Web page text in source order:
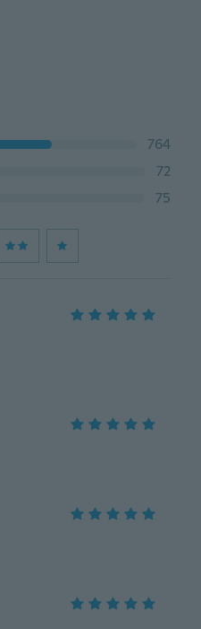
764
72
75